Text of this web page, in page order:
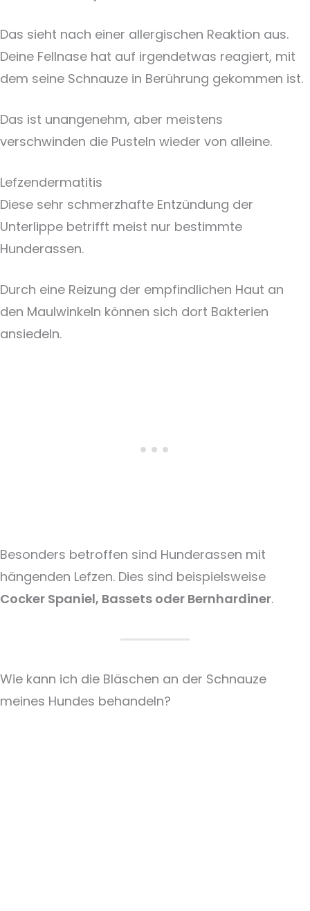
Das sieht nach einer allergischen Reaktion aus.
Deine Fellnase hat auf irgendetwas reagiert, mit
dem seine Schnauze in Berührung gekommen ist.
Das ist unangenehm, aber meistens
verschwinden die Pusteln wieder von alleine.
Lefzendermatitis
Diese sehr schmerzhafte Entzündung der
Unterlippe betrifft meist nur bestimmte
Hunderassen.
Durch eine Reizung der empfindlichen Haut an
den Maulwinkeln können sich dort Bakterien
ansiedeln.
Besonders betroffen sind Hunderassen mit
hängenden Lefzen. Dies sind beispielsweise
Cocker Spaniel, Bassets oder Bernhardiner.
Wie kann ich die Bläschen an der Schnauze
meines Hundes behandeln?